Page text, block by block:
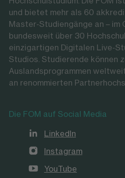
und bietet mehr als 60
Master-Studiengänge an – im
bundesweit über 30
einzigartigen Digitalen Live-
Studios. Studierende können
Auslandsprogrammen
an renommierten
Die FOM auf Social Media
LinkedIn
Instagram
YouTube